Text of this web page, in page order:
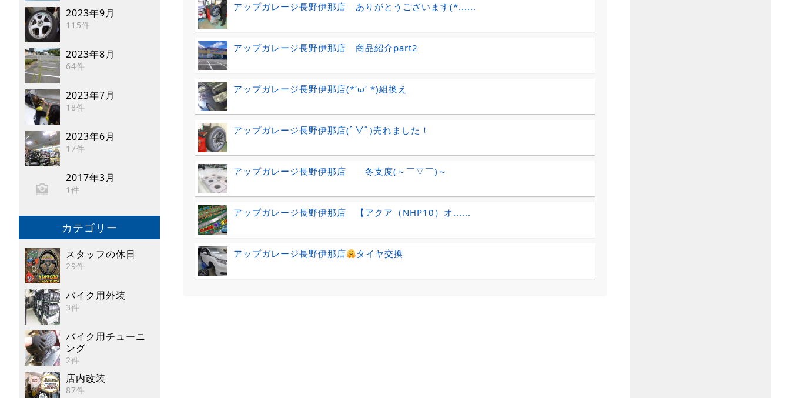
2023年9月
115件
2023年8月
64件
2023年7月
18件
2023年6月
17件
2017年3月
1件
カテゴリー
スタッフの休日
29件
バイク用外装
3件
バイク用チューニ
ング
2件
店内改装
87件
アップガレージ長野伊那店 ありがとうございます(*......
アップガレージ長野伊那店 商品紹介part2
アップガレージ長野伊那店(*‘ω‘ *)組換え
アップガレージ長野伊那店(ﾟ∀ﾟ)売れました！
アップガレージ長野伊那店 冬支度(～￣▽￣)～
アップガレージ長野伊那店 【アクア（NHP10）オ......
アップガレージ長野伊那店 タイヤ交換